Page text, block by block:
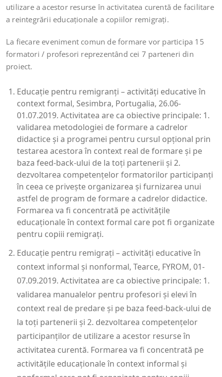
utilizare a acestor resurse în activitatea curentă de facilitare
a reintegrării educaționale a copiilor remigraţi.
La fiecare eveniment comun de formare vor participa 15
formatori / profesori reprezentând cei 7 parteneri din
proiect.
Educaţie pentru remigranţi – activităţi educative în
context formal, Sesimbra, Portugalia, 26.06-
01.07.2019. Activitatea are ca obiective principale: 1.
validarea metodologiei de formare a cadrelor
didactice şi a programei pentru cursul opțional prin
testarea acestora în context real de formare şi pe
baza feed-back-ului de la toţi partenerii şi 2.
dezvoltarea competențelor formatorilor participanți
în ceea ce priveşte organizarea şi furnizarea unui
astfel de program de formare a cadrelor didactice.
Formarea va fi concentrată pe activităţile
educaționale în context formal care pot fi organizate
pentru copiii remigraţi.
Educaţie pentru remigraţi – activităţi educative în
context informal şi nonformal, Tearce, FYROM, 01-
07.09.2019. Activitatea are ca obiective principale: 1.
validarea manualelor pentru profesori şi elevi în
context real de predare şi pe baza feed-back-ului de
la toţi partenerii şi 2. dezvoltarea competențelor
participanților de utilizare a acestor resurse în
activitatea curentă. Formarea va fi concentrată pe
activităţile educaționale în context informal şi